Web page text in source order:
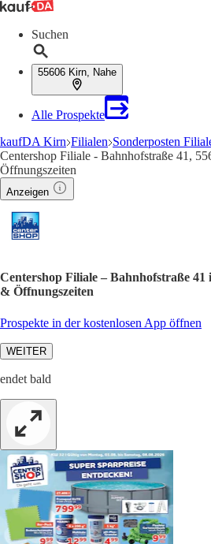
Suchen
55606 Kirn, Nahe
Alle Prospekte
kaufDA Kirn Filialen Sonderposten
Centershop Filiale - Bahnhofstraße 41,
Öffnungszeiten
Anzeigen
Centershop Filiale – Bahnhofstraße
& Öffnungszeiten
Prospekte in der kostenlosen App öffnen
WEITER
endet bald